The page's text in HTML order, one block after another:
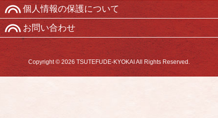
個人情報の保護について
お問い合わせ
Copyright © 2026 TSUTEFUDE-KYOKAI All Rights Reserved.